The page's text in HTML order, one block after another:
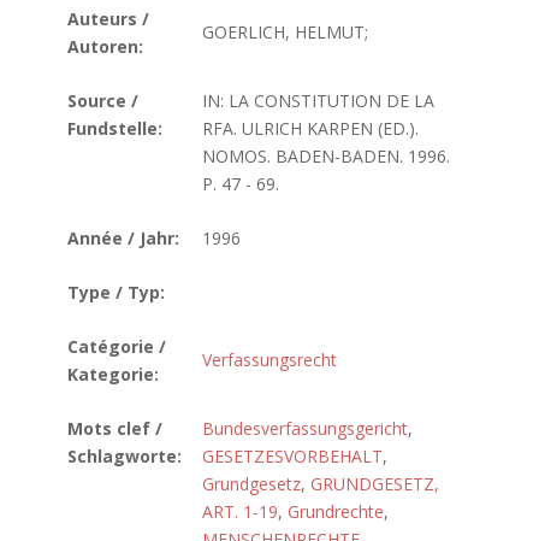
Auteurs /
Autoren:
GOERLICH, HELMUT;
Source /
Fundstelle:
IN: LA CONSTITUTION DE LA
RFA. ULRICH KARPEN (ED.).
NOMOS. BADEN-BADEN. 1996.
P. 47 - 69.
Année / Jahr: 1996
Type / Typ:
Catégorie /
Kategorie:
Verfassungsrecht
Mots clef /
Schlagworte:
Bundesverfassungsgericht,
GESETZESVORBEHALT,
Grundgesetz, GRUNDGESETZ,
ART. 1-19, Grundrechte,